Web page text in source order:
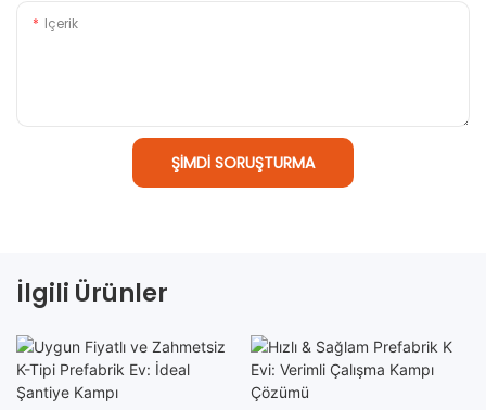
Içerik
ŞIMDI SORUŞTURMA
İlgili Ürünler